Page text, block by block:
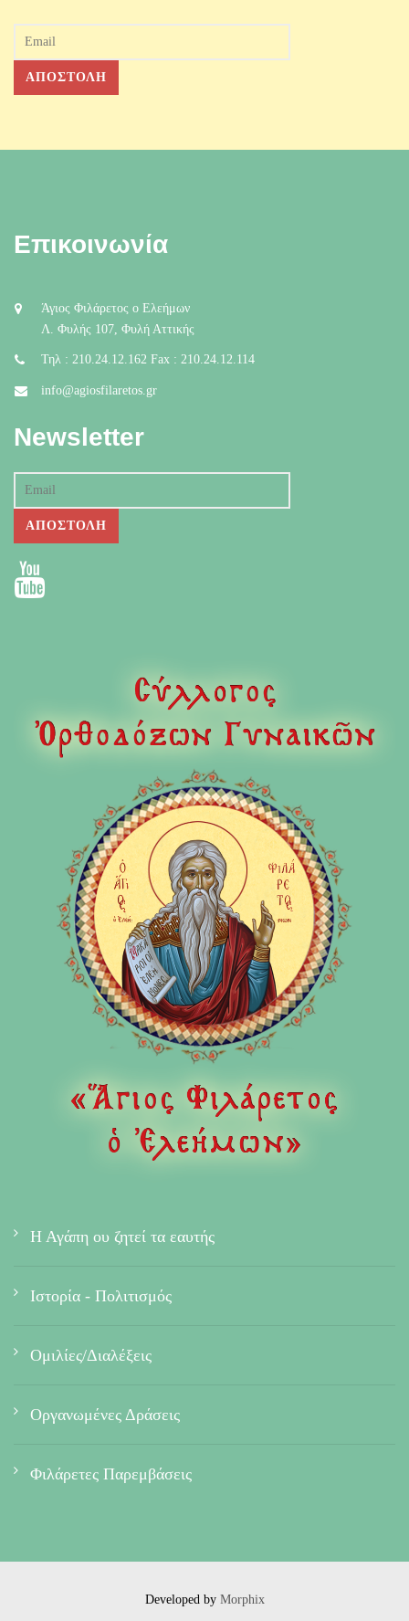
Επικοινωνία
Άγιος Φιλάρετος ο Ελεήμων
Λ. Φυλής 107, Φυλή Αττικής
Τηλ : 210.24.12.162 Fax : 210.24.12.114
info@agiosfilaretos.gr
Newsletter
Η Αγάπη ου ζητεί τα εαυτής
Ιστορία - Πολιτισμός
Ομιλίες/Διαλέξεις
Οργανωμένες Δράσεις
Φιλάρετες Παρεμβάσεις
Developed by Morphix